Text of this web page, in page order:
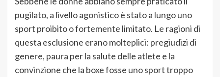
pugilato, a livello agonistico è stato a lungo uno
sport proibito o fortemente limitato. Le ragioni di
questa esclusione erano molteplici: pregiudizi di
genere, paura per la salute delle atlete e la
convinzione che la boxe fosse uno sport troppo